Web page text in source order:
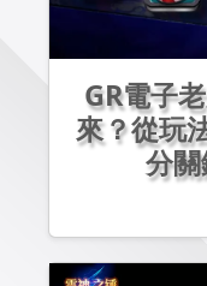
GR電子
來？從玩
分關